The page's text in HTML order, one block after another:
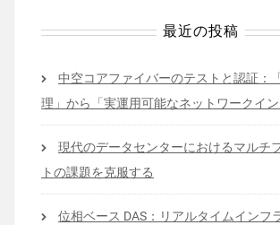
最近の投稿
中空コアファイバーのテストと認証：
理」から「実運用可能なネットワークイ
現代のデータセンターにおけるマルチ
トの課題を克服する
位相ベース DAS：リアルタイムインフ